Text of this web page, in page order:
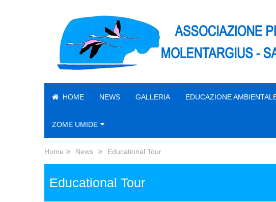
HOME NEWS GALLERIA EDUCAZIONE
ZOME UMIDE
Home News Educational Tour
Educational Tour